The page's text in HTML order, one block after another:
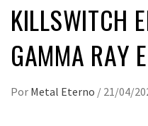
KILLSWITCH
GAMMA RAY
Por Metal Eterno / 21/04/